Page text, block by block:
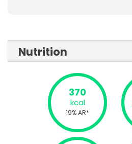
Nutrition
370
kcal
19% AR*